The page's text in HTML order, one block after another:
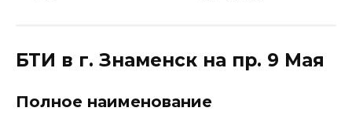
БТИ в г. Знаменск на пр. 9 Мая
Полное наименование